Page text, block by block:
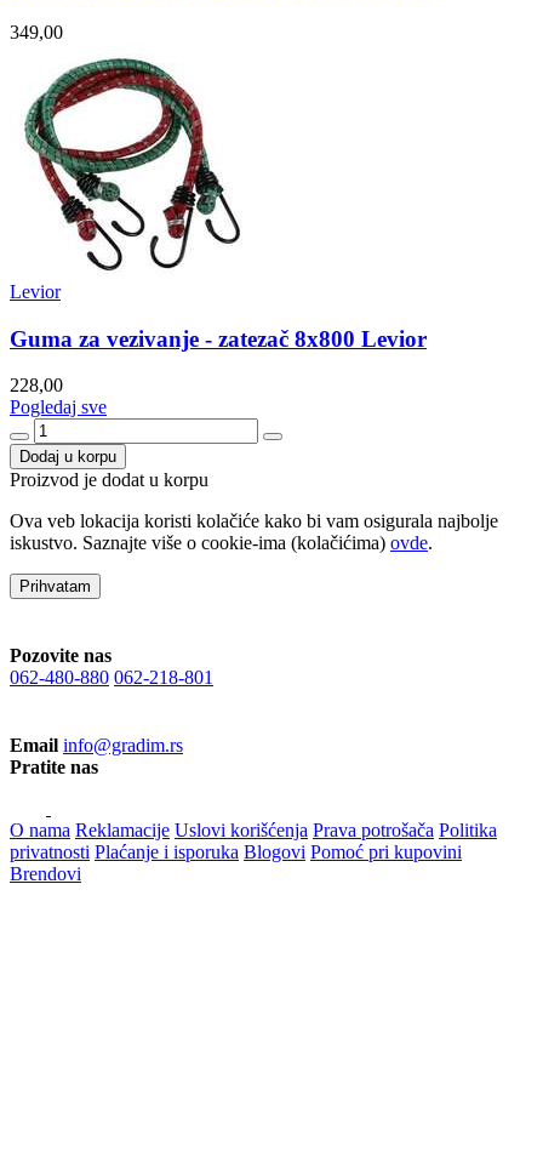
349,00
Levior
Guma za vezivanje - zatezač 8x800 Levior
228,00
Pogledaj sve
Dodaj u korpu
Proizvod je dodat u korpu
Ova veb lokacija koristi kolačiće kako bi vam osigurala najbolje
iskustvo. Saznajte više o cookie-ima (kolačićima) ovde.
Prihvatam
Pozovite nas
062-480-880 062-218-801
Email info@gradim.rs
Pratite nas
O nama Reklamacije Uslovi korišćenja Prava potrošača Politika
privatnosti Plaćanje i isporuka Blogovi Pomoć pri kupovini
Brendovi